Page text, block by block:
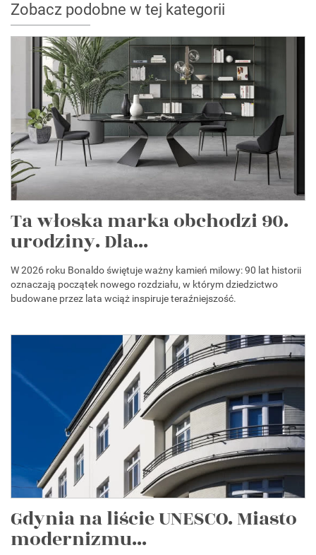
Zobacz podobne w tej kategorii
Ta włoska marka obchodzi 90.
urodziny. Dla...
W 2026 roku Bonaldo świętuje ważny kamień milowy: 90 lat historii
oznaczają początek nowego rozdziału, w którym dziedzictwo
budowane przez lata wciąż inspiruje teraźniejszość.
Gdynia na liście UNESCO. Miasto
modernizmu...